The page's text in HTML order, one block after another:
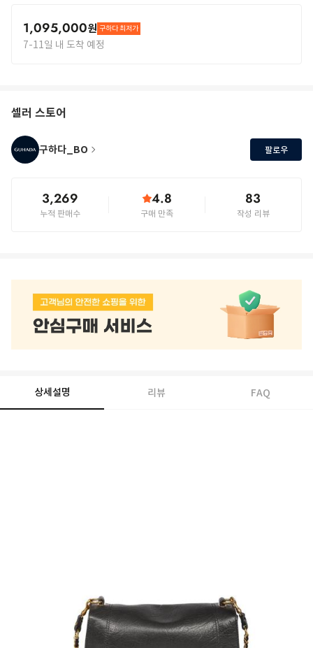
1,095,000원 구하다 최저가
7-11일 내 도착 예정
셀러 스토어
구하다_BO 팔로우
3,269
누적 판매수
4.8
구매 만족
83
작성 리뷰
상세설명 리뷰 FAQ